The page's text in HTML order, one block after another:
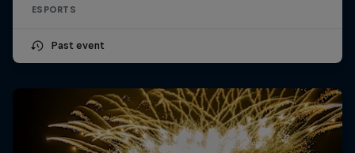
ESPORTS
Past event